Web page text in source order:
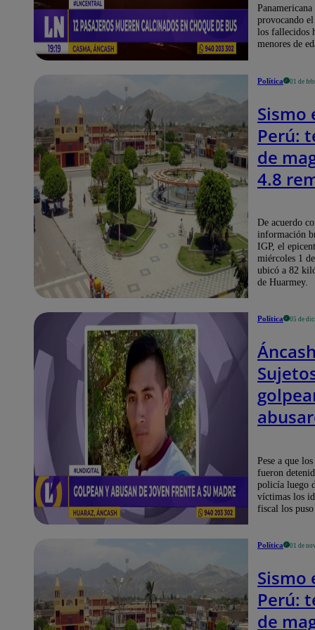
en
Panamericana
provocando
los fallecidos
menores de
Política 01 de
Sismo
Perú:
de
4.8
De acuerdo
información
IGP, el
miércoles 1
ubicó a 82
de Huarmey.
Política 05 de
su
fueron
Pese a que
fueron
policía luego
víctimas los
fiscal los puso
Política 01 de
Sismo
Perú:
de